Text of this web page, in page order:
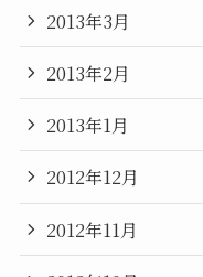
2013年3月
2013年2月
2013年1月
2012年12月
2012年11月